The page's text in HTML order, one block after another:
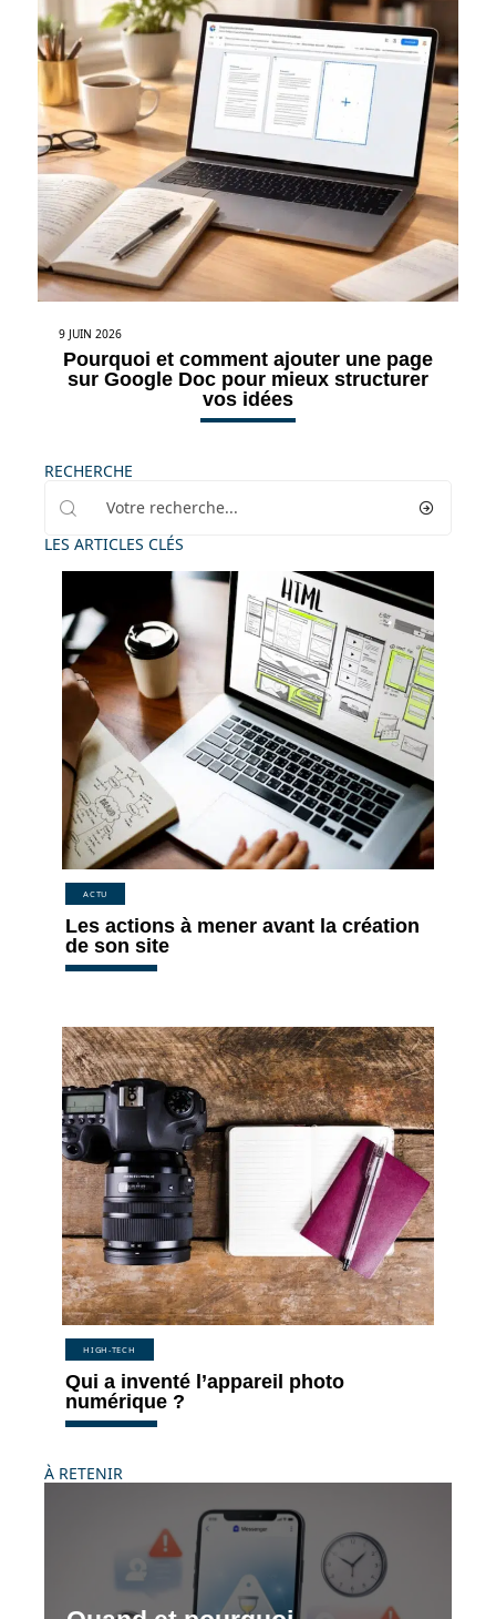
9 JUIN 2026
Pourquoi et comment ajouter une page
sur Google Doc pour mieux structurer
vos idées
RECHERCHE
LES ARTICLES CLÉS
ACTU
Les actions à mener avant la création
de son site
HIGH-TECH
Qui a inventé l’appareil photo
numérique ?
À RETENIR